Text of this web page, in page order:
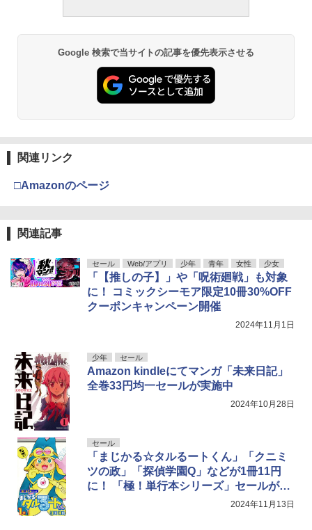
Google 検索で当サイトの記事を優先表示させる
関連リンク
□Amazonのページ
関連記事
セール Web/アプリ 少年 青年 女性 少女
「【推しの子】」や「呪術廻戦」も対象
に！ コミックシーモア限定10冊30%OFF
クーポンキャンペーン開催
2024年11月1日
少年 セール
Amazon kindleにてマンガ「未来日記」
全巻33円均一セールが実施中
2024年10月28日
セール
「まじかる☆タルるートくん」「クニミ
ツの政」「探偵学園Q」などが1冊11円
に！ 「極！単行本シリーズ」セールがKi
2024年11月13日